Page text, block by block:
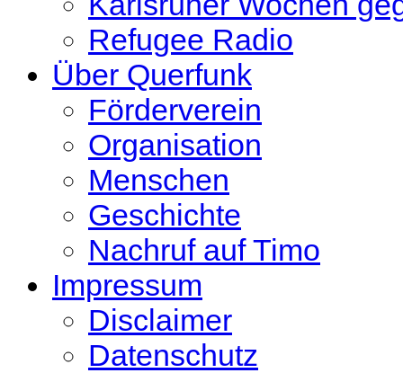
Refugee Radio
Über Querfunk
Förderverein
Organisation
Menschen
Geschichte
Nachruf auf Timo
Impressum
Disclaimer
Datenschutz